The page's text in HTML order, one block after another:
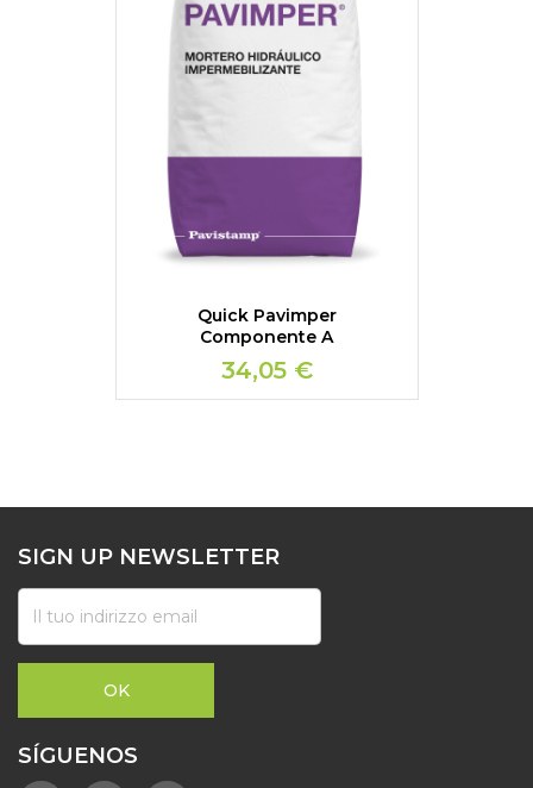
Quick Pavimper
Componente A
34,05 €
SIGN UP NEWSLETTER
SÍGUENOS